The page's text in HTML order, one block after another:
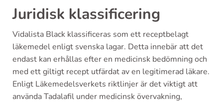
Juridisk klassificering
Vidalista Black klassificeras som ett receptbelagt
läkemedel enligt svenska lagar. Detta innebär att det
endast kan erhållas efter en medicinsk bedömning och
med ett giltigt recept utfärdat av en legitimerad läkare.
Enligt Läkemedelsverkets riktlinjer är det viktigt att
använda Tadalafil under medicinsk övervakning,